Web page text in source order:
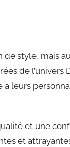
style, mais
de l’univers
à leurs
et une
et